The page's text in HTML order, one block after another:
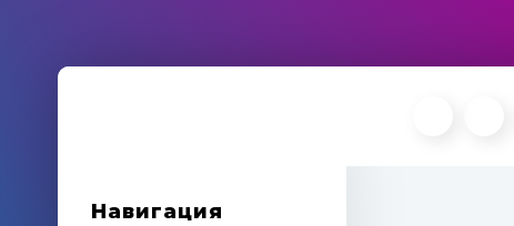
Навигация